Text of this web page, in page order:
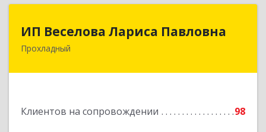
ИП Веселова Лариса Павловна
Прохладный
Клиентов на сопровождении 98